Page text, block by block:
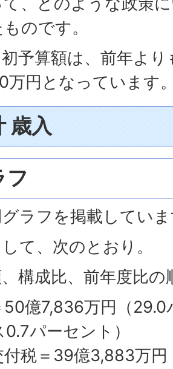
のです。
予算額は、前年よ
万円となっています
歳入
フ
ラフを掲載してい
て、次のとおり。
構成比、前年度比
50億7,836万円（29.0
パーセント）
付税＝39億3,883万